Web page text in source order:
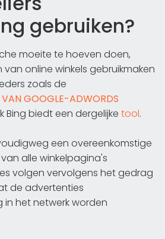
gebruiken?
moeite te hoeven doen,
online winkels gebruikmaken
zoals de
VAN GOOGLE-ADWORDS
Bing biedt een dergelijke tool.
een overeenkomstige
alle winkelpagina's
volgen vervolgens het gedrag
de advertenties
het netwerk worden